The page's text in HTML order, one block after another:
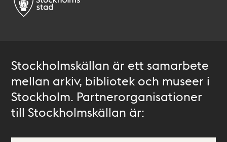
Stockholmskällan är ett samarbete
mellan arkiv, bibliotek och museer i
Stockholm. Partnerorganisationer
till Stockholmskällan är: